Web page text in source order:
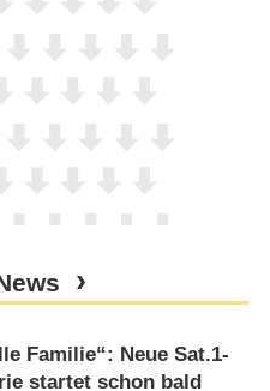
Familie“: Neue Sat.1-
startet schon bald